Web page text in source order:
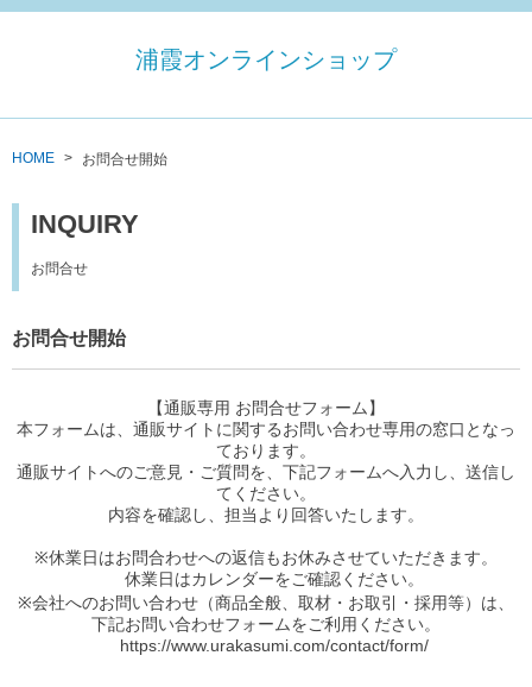
浦霞オンラインショップ
HOME お問合せ開始
INQUIRY
お問合せ
お問合せ開始
【通販専用 お問合せフォーム】
本フォームは、通販サイトに関するお問い合わせ専用の窓口となっ
ております。
通販サイトへのご意見・ご質問を、下記フォームへ入力し、送信し
てください。
内容を確認し、担当より回答いたします。
※休業日はお問合わせへの返信もお休みさせていただきます。
休業日はカレンダーをご確認ください。
※会社へのお問い合わせ（商品全般、取材・お取引・採用等）は、
下記お問い合わせフォームをご利用ください。